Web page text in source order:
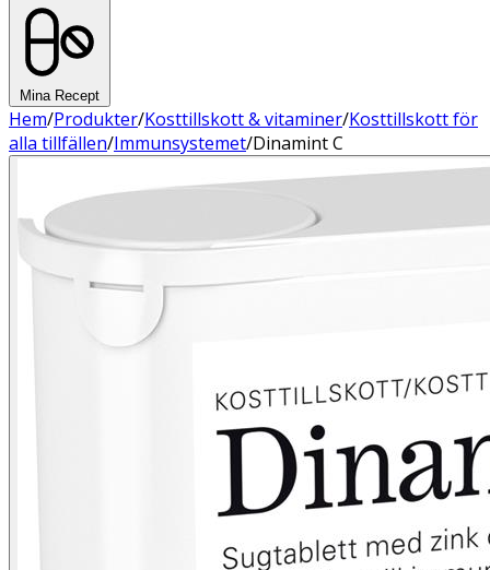
Mina Recept
Hem/Produkter/Kosttillskott & vitaminer/Kosttillskott för
alla tillfällen/Immunsystemet/Dinamint C